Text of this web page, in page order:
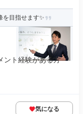
目指せます✨
ント経験がある方
気になる